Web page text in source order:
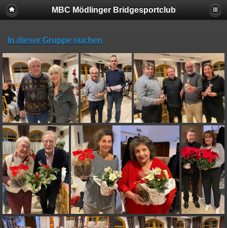
MBC Mödlinger Bridgesportclub
In dieser Gruppe suchen